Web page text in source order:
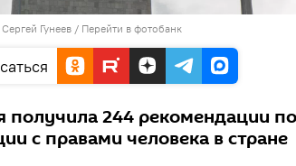
Гунеев / Перейти в фотобанк
получила 244 рекомендации
с правами человека в стране